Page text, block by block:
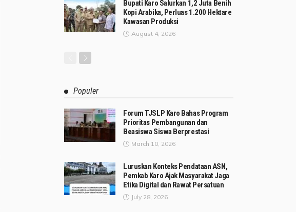
Bupati Karo Salurkan 1,2 Juta Benih
Kopi Arabika, Perluas 1.200 Hektare
Kawasan Produksi
August 4, 2026
Populer
Forum TJSLP Karo Bahas Program
Prioritas Pembangunan dan
Beasiswa Siswa Berprestasi
March 10, 2026
Luruskan Konteks Pendataan ASN,
Pemkab Karo Ajak Masyarakat Jaga
Etika Digital dan Rawat Persatuan
July 28, 2026